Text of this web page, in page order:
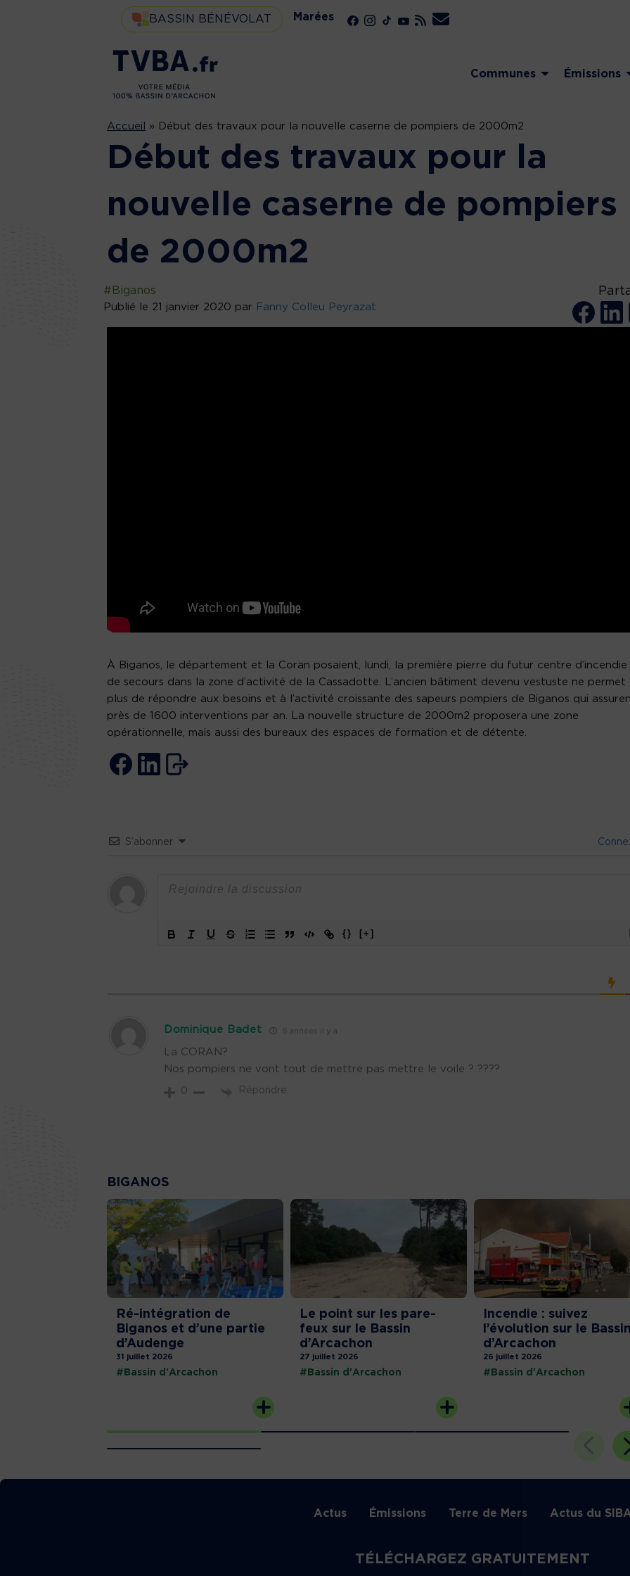
BASSIN BÉNÉVOLAT Marées
Communes Émissions
Accueil » Début des travaux pour la nouvelle caserne de pompiers de 2000m2
Début des travaux pour la
nouvelle caserne de pompiers
de 2000m2
#Biganos
Publié le 21 janvier 2020 par Fanny Colleu Peyrazat
À Biganos, le département et la Coran posaient, lundi, la première pierre du futur centre d’incendie
de secours dans la zone d’activité de la Cassadotte. L’ancien bâtiment devenu vestuste ne permet
plus de répondre aux besoins et à l’activité croissante des sapeurs pompiers de Biganos qui
près de 1600 interventions par an. La nouvelle structure de 2000m2 proposera une zone
opérationnelle, mais aussi des bureaux des espaces de formation et de détente.
S’abonner
{} [+]
Dominique Badet 6 années il y a
La CORAN?
Nos pompiers ne vont tout de mettre pas mettre le voile ? ????
0 Répondre
BIGANOS
Ré-intégration de
Biganos et d’une partie
d’Audenge
31 juillet 2026
#Bassin d'Arcachon
Le point sur les pare-
feux sur le Bassin
d’Arcachon
27 juillet 2026
#Bassin d'Arcachon
Incendie : suivez
l’évolution sur le Bassin
d’Arcachon
26 juillet 2026
#Bassin d'Arcachon
Actus Émissions Terre de Mers Actus du
TÉLÉCHARGEZ GRATUITEMENT